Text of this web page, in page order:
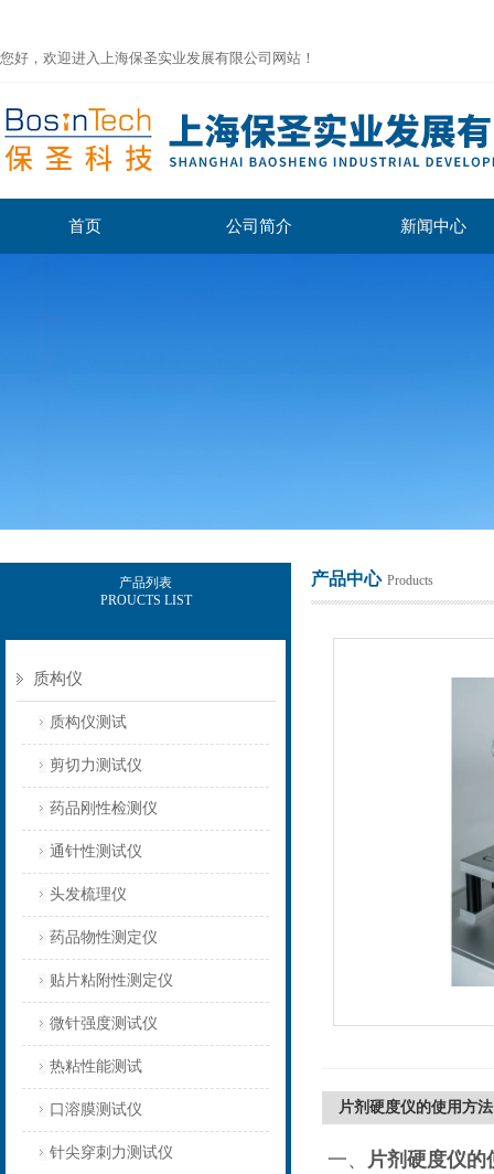
您好，欢迎进入上海保圣实业发展有限公司网站！
首页 公司简介 新闻中心
产品列表
PROUCTS LIST
质构仪
质构仪测试
剪切力测试仪
药品刚性检测仪
通针性测试仪
头发梳理仪
药品物性测定仪
贴片粘附性测定仪
微针强度测试仪
热粘性能测试
口溶膜测试仪
针尖穿刺力测试仪
产品中心 Products
片剂硬度仪的使用方法
一、 片剂硬度仪的